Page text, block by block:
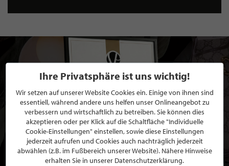
Ihre Privatsphäre ist uns wichtig!
Wir setzen auf unserer Website Cookies ein. Einige von ihnen sind
essentiell, während andere uns helfen unser Onlineangebot zu
verbessern und wirtschaftlich zu betreiben. Sie können dies
akzeptieren oder per Klick auf die Schaltfläche "Individuelle
Cookie-Einstellungen" einstellen, sowie diese Einstellungen
jederzeit aufrufen und Cookies auch nachträglich jederzeit
abwählen (z.B. im Fußbereich unserer Website). Nähere Hinweise
erhalten Sie in unserer Datenschutzerklärung.